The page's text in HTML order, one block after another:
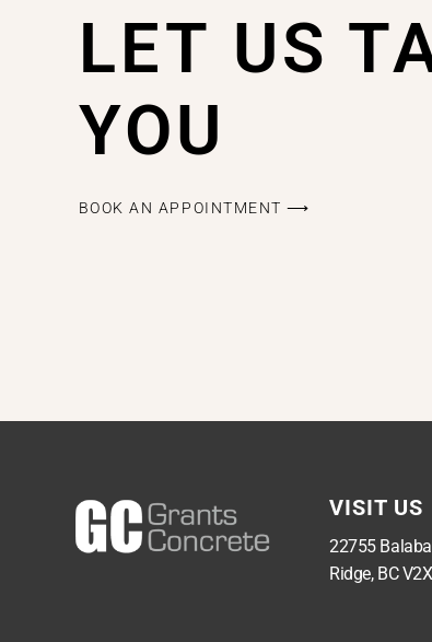
LET US
YOU
BOOK AN APPOINTMENT ⟶
VISIT US
22755
Ridge, BC